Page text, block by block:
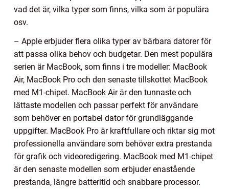
vad det är, vilka typer som finns, vilka som är populära
osv.
– Apple erbjuder flera olika typer av bärbara datorer för
att passa olika behov och budgetar. Den mest populära
serien är MacBook, som finns i tre modeller: MacBook
Air, MacBook Pro och den senaste tillskottet MacBook
med M1-chipet. MacBook Air är den tunnaste och
lättaste modellen och passar perfekt för användare
som behöver en portabel dator för grundläggande
uppgifter. MacBook Pro är kraftfullare och riktar sig mot
professionella användare som behöver extra prestanda
för grafik och videoredigering. MacBook med M1-chipet
är den senaste modellen som erbjuder enastående
prestanda, längre batteritid och snabbare processor.